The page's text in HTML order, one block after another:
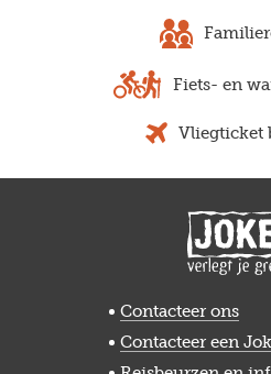
Fiets- en
Vliegticket
Contacteer ons
Contacteer een